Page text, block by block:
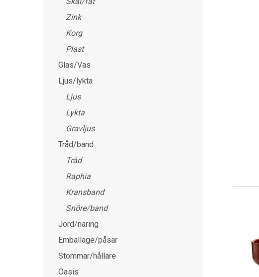
Zink
Korg
Plast
Glas/Vas
Ljus/lykta
Ljus
Lykta
Gravljus
Tråd/band
Tråd
Raphia
Kransband
Snöre/band
Jord/näring
Emballage/påsar
Stommar/hållare
Oasis